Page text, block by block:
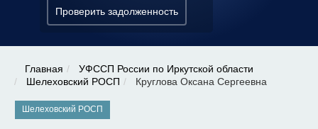
Проверить задолженность
Главная
УФССП России по Иркутской области
Шелеховский РОСП
Круглова Оксана Сергеевна
Шелеховский РОСП